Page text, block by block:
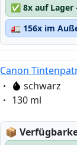
✅ 8x auf Lager
🚛 156x im
Canon
Eigenschaft:
schwarz
Eigenschaft:
130 ml
📦